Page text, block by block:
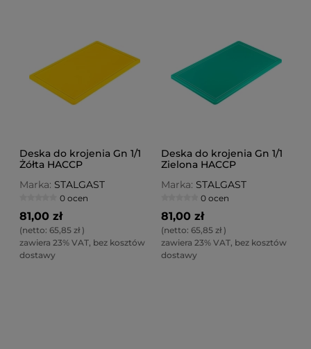
Deska do krojenia Gn 1/1
Żółta HACCP
Marka: STALGAST
0 ocen
81,00 zł
(netto: 65,85 zł)
zawiera 23% VAT, bez kosztów
dostawy
Deska do krojenia Gn 1/1
Zielona HACCP
Marka: STALGAST
0 ocen
81,00 zł
(netto: 65,85 zł)
zawiera 23% VAT, bez kosztów
dostawy